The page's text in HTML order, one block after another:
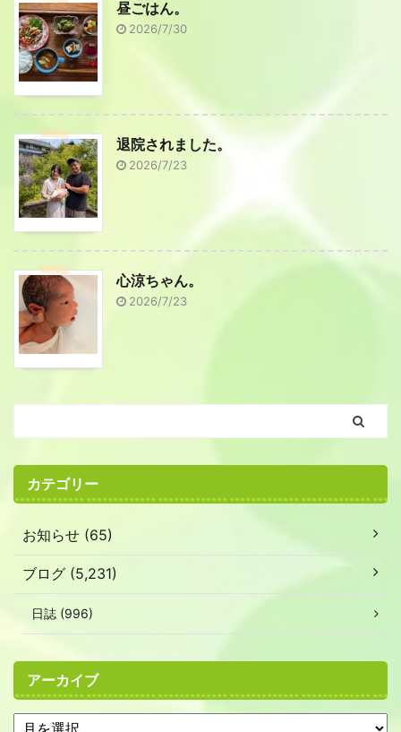
昼ごはん。
2026/7/30
退院されました。
2026/7/23
心涼ちゃん。
2026/7/23
カテゴリー
お知らせ (65)
ブログ (5,231)
日誌 (996)
アーカイブ